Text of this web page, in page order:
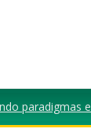
paradigmas